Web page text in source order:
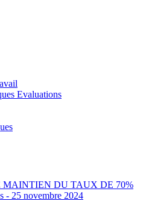
Evaluations
DU TAUX DE 70%
- 25 novembre 2024